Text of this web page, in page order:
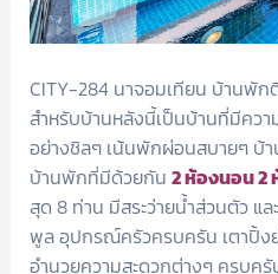
CITY-284 นาจอมเทียน บ้านพัก
สำหรับบ้านหลังนี้เป็นบ้านที่มีควา
อย่างชิลๆ เน้นพักผ่อนสบายๆ บ้า
บ้านพักที่มีด้วยกัน 2 ห้องนอน 2
สุด 8 ท่าน มีสระว่ายน้ำส่วนตัว แล
พูล อุปกรณ์ครัวครบครัน เตาปิ้งย่
อำนวยความสะดวกต่างๆ ครบค